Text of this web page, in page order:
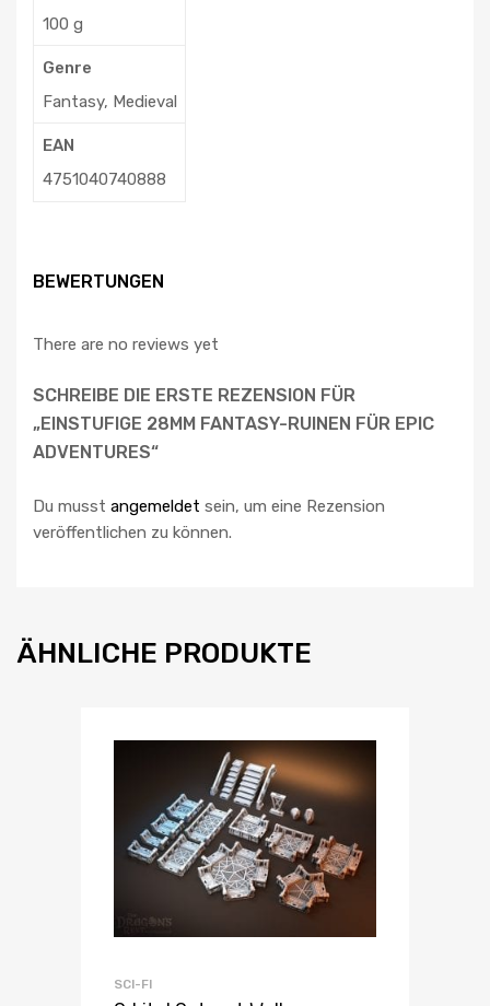
100 g
Genre
Fantasy, Medieval
EAN
4751040740888
BEWERTUNGEN
There are no reviews yet
SCHREIBE DIE ERSTE REZENSION FÜR
„EINSTUFIGE 28MM FANTASY-RUINEN FÜR EPIC
ADVENTURES“
Du musst angemeldet sein, um eine Rezension
veröffentlichen zu können.
ÄHNLICHE PRODUKTE
SCI-FI